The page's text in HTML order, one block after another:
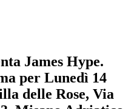
James Hype.
per Lunedì 14
delle Rose, Via